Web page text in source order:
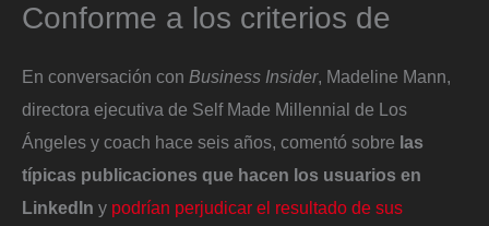
Conforme a los criterios de
En conversación con Business Insider, Madeline Mann,
directora ejecutiva de Self Made Millennial de Los
Ángeles y coach hace seis años, comentó sobre las
típicas publicaciones que hacen los usuarios en
LinkedIn y podrían perjudicar el resultado de sus